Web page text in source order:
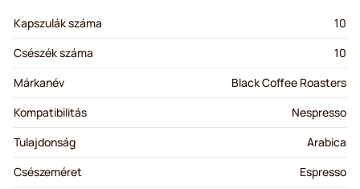
Kapszulák száma
10
Csészék száma
10
Márkanév
Black Coffee Roasters
Kompatibilitás
Nespresso
Tulajdonság
Arabica
Csészeméret
Espresso